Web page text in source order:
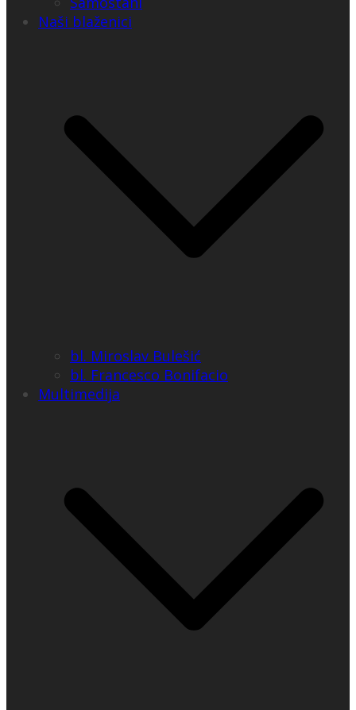
Naši blaženici
bl. Miroslav Bulešić
bl. Francesco Bonifacio
Multimedija